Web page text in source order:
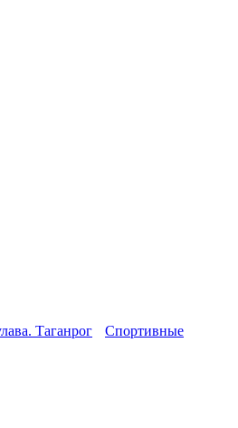
Таганрог
Спортивные